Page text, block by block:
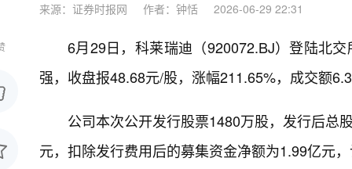
来源：证券时报网 作者：钟恬 2026-06-29 22:31
6月29日，科莱瑞迪（920072.BJ）登陆北
强，收盘报48.68元/股，涨幅211.65%，成交额
公司本次公开发行股票1480万股，发行后总
元，扣除发行费用后的募集资金净额为1.99亿元